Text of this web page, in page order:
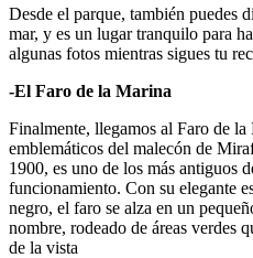
Desde el parque, también puedes
mar, y es un lugar tranquilo para
algunas fotos mientras sigues tu
-El Faro de la Marina
Finalmente, llegamos al Faro de
emblemáticos del malecón de
1900, es uno de los más antiguos
funcionamiento. Con su elegante
negro, el faro se alza en un
nombre, rodeado de áreas verdes
de la vista